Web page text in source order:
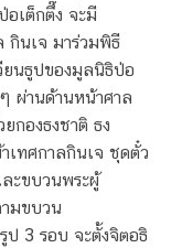
เต็กตึ๊ง จะมี
กินเจ มาร่วมพิธี
นธูปของมูลนิธิป่อ
ผ่านด้านหน้าศาล
กองธงชาติ ธง
เทศกาลกินเจ ชุดตั๋ว
ะขบวนพระผู้
มขบวน
3 รอบ จะตั้งจิตอธิ